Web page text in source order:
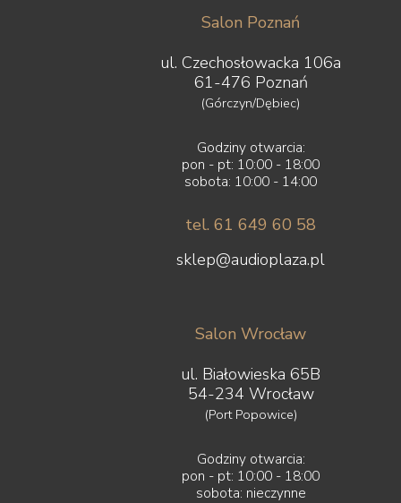
Salon Poznań
ul. Czechosłowacka 106a
61-476 Poznań
(Górczyn/Dębiec)
Godziny otwarcia:
pon - pt: 10:00 - 18:00
sobota: 10:00 - 14:00
tel. 61 649 60 58
sklep@audioplaza.pl
Salon Wrocław
ul. Białowieska 65B
54-234 Wrocław
(Port Popowice)
Godziny otwarcia:
pon - pt: 10:00 - 18:00
sobota: nieczynne